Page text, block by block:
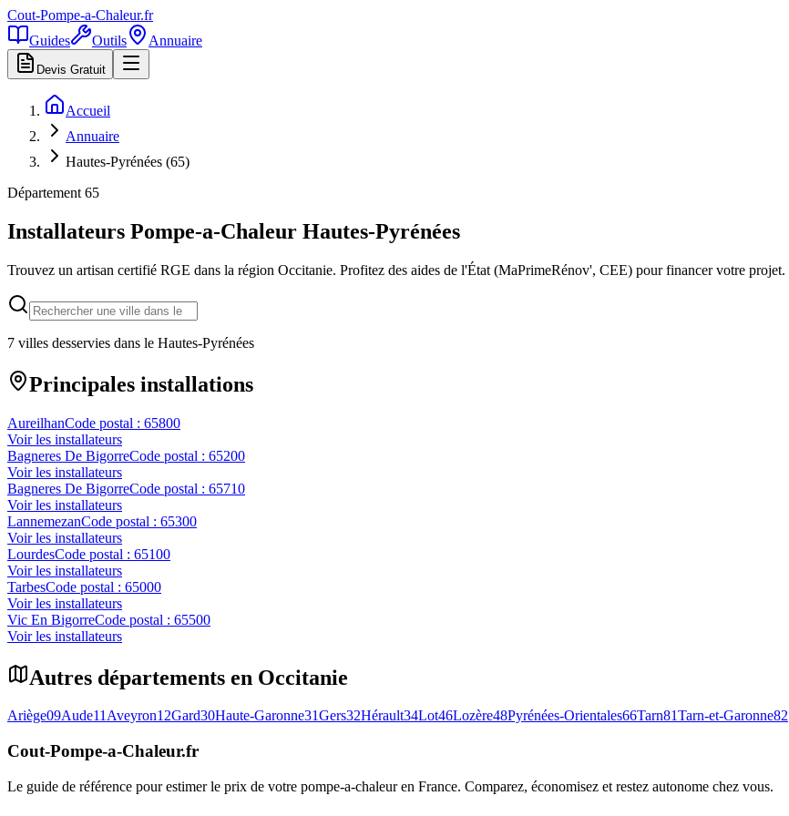
Cout-Pompe-a-Chaleur.fr
Guides
Outils Annuaire
Devis Gratuit
Accueil
Annuaire
Hautes-Pyrénées (65)
Département 65
Installateurs Pompe-a-Chaleur Hautes-Pyrénées
Trouvez un artisan certifié RGE dans la région Occitanie. Profitez des aides de l'État (MaPrimeRénov', CEE) pour financer votre projet.
7 villes desservies dans le Hautes-Pyrénées
Principales installations
AureilhanCode postal : 65800
Voir les installateurs
Bagneres De BigorreCode postal : 65200
Voir les installateurs
Bagneres De BigorreCode postal : 65710
Voir les installateurs
LannemezanCode postal : 65300
Voir les installateurs
LourdesCode postal : 65100
Voir les installateurs
TarbesCode postal : 65000
Voir les installateurs
Vic En BigorreCode postal : 65500
Voir les installateurs
Autres départements en Occitanie
Ariège09Aude11Aveyron12Gard30Haute-Garonne31Gers32Hérault34Lot46Lozère48Pyrénées-Orientales66Tarn81Tarn-et-Garonne82
Cout-Pompe-a-Chaleur.fr
Le guide de référence pour estimer le prix de votre pompe-a-chaleur en France. Comparez, économisez et restez autonome chez vous.